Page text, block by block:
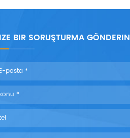
BIR SORUŞTURMA GÖNDERIN